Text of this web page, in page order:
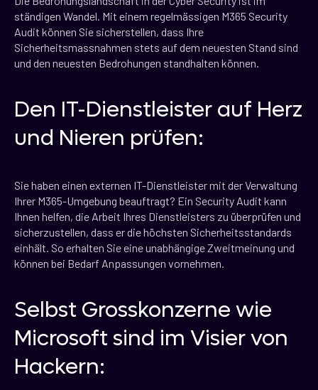
ständigen Wandel. Mit einem regelmässigen M365 Security
Audit können Sie sicherstellen, dass Ihre
Sicherheitsmassnahmen stets auf dem neuesten Stand sind
und den neuesten Bedrohungen standhalten können.
Den IT-Dienstleister auf Herz
und Nieren prüfen:
Sie haben einen externen IT-Dienstleister mit der Verwaltung
Ihrer M365-Umgebung beauftragt? Ein Security Audit kann
Ihnen helfen, die Arbeit Ihres Dienstleisters zu überprüfen und
sicherzustellen, dass er die höchsten Sicherheitsstandards
einhält. So erhalten Sie eine unabhängige Zweitmeinung und
können bei Bedarf Anpassungen vornehmen.
Selbst Grosskonzerne wie
Microsoft sind im Visier von
Hackern: